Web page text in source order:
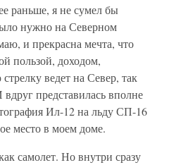
раньше, я не сумел бы
нужно на Северном
и прекрасна мечта, что
пользой, доходом,
ведет на Север, так
представилась вполне
Ил-12 на льду СП-16
место в моем доме.
самолет. Но внутри сразу